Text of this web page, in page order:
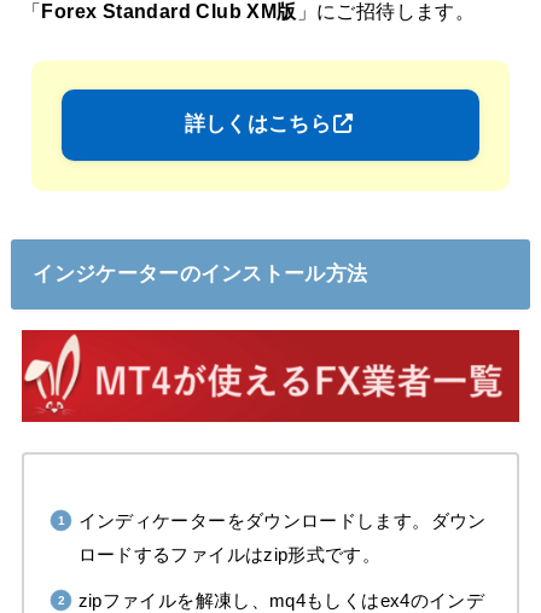
「 Forex Standard Club XM版 」にご招待します。
詳しくはこちら
インジケーターのインストール方法
インディケーターをダウンロードします。ダウン
ロードするファイルはzip形式です。
zipファイルを解凍し、mq4もしくはex4のインデ